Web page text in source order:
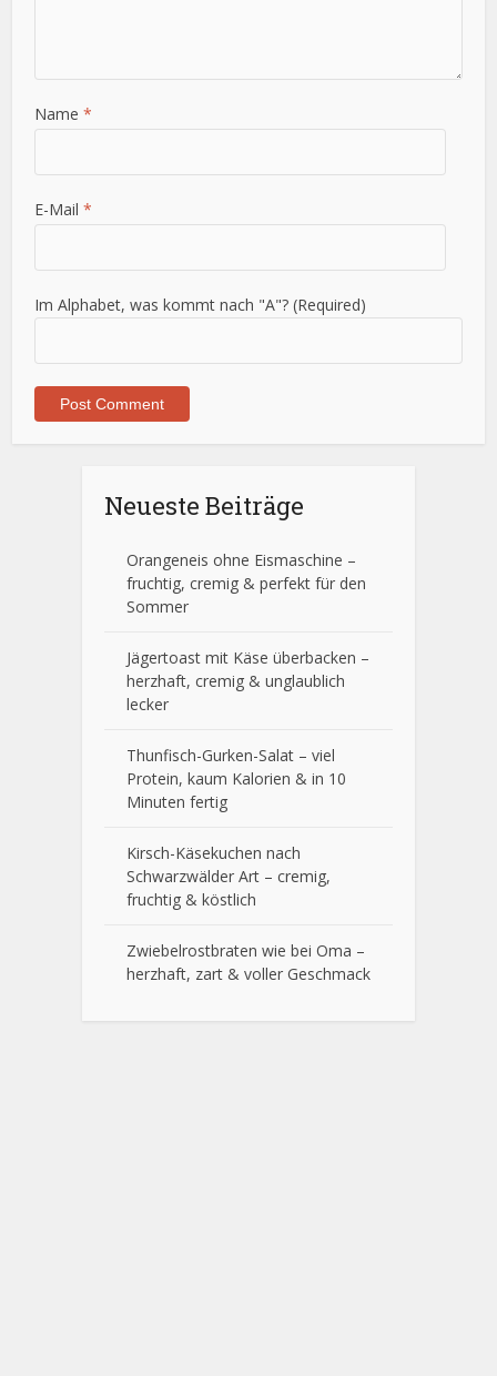
Name*
E-Mail*
Im Alphabet, was kommt nach "A"? (Required)
Neueste Beiträge
Orangeneis ohne Eismaschine –
fruchtig, cremig & perfekt für den
Sommer
Jägertoast mit Käse überbacken –
herzhaft, cremig & unglaublich
lecker
Thunfisch-Gurken-Salat – viel
Protein, kaum Kalorien & in 10
Minuten fertig
Kirsch-Käsekuchen nach
Schwarzwälder Art – cremig,
fruchtig & köstlich
Zwiebelrostbraten wie bei Oma –
herzhaft, zart & voller Geschmack